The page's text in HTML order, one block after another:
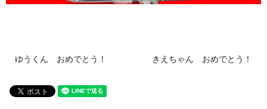
ゆうくん おめでとう！ きえちゃん おめでとう！